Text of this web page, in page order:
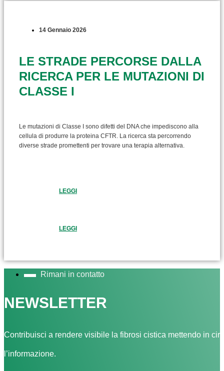
14 Gennaio 2026
LE STRADE PERCORSE DALLA
RICERCA PER LE MUTAZIONI DI
CLASSE I
Le mutazioni di Classe I sono difetti del DNA che impediscono alla
cellula di produrre la proteina CFTR. La ricerca sta percorrendo
diverse strade promettenti per trovare una terapia alternativa.
LEGGI
LEGGI
Rimani in contatto
NEWSLETTER
Contribuisci a rendere visibile la fibrosi cistica mettendo in
l’informazione.